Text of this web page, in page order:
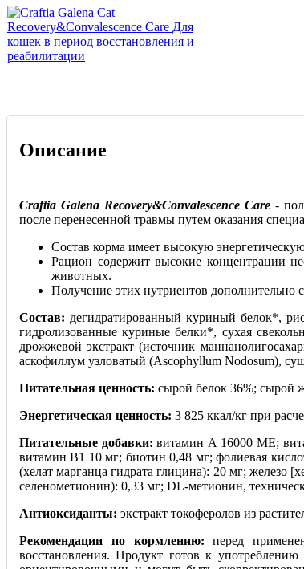
Описание
Craftia Galena Recovery&Сonvalescence Сare -
после перенесенной травмы путем оказания
Состав корма имеет высокую
Рацион содержит высокие концентрации
животных.
Получение этих нутриентов дополнительно
Состав: дегидратированный куриный белок*,
гидролизованные куриные белки*, сухая
дрожжевой экстракт (источник
аскофиллум узловатый (Ascophyllum Nodosum),
Питательная ценность: сырой белок 36%; сырой
Энергетическая ценность: 3 825 ккал/кг при
Питательные добавки: витамин А 16000 МЕ;
витамин B1 10 мг; биотин 0,48 мг; фолиевая
(хелат марганца гидрата глицина): 20 мг; железо
селенометионин): 0,33 мг; DL-метионин,
Антиоксиданты: экстракт токоферолов из
Рекомендации по кормлению: перед
восстановления. Продукт готов к